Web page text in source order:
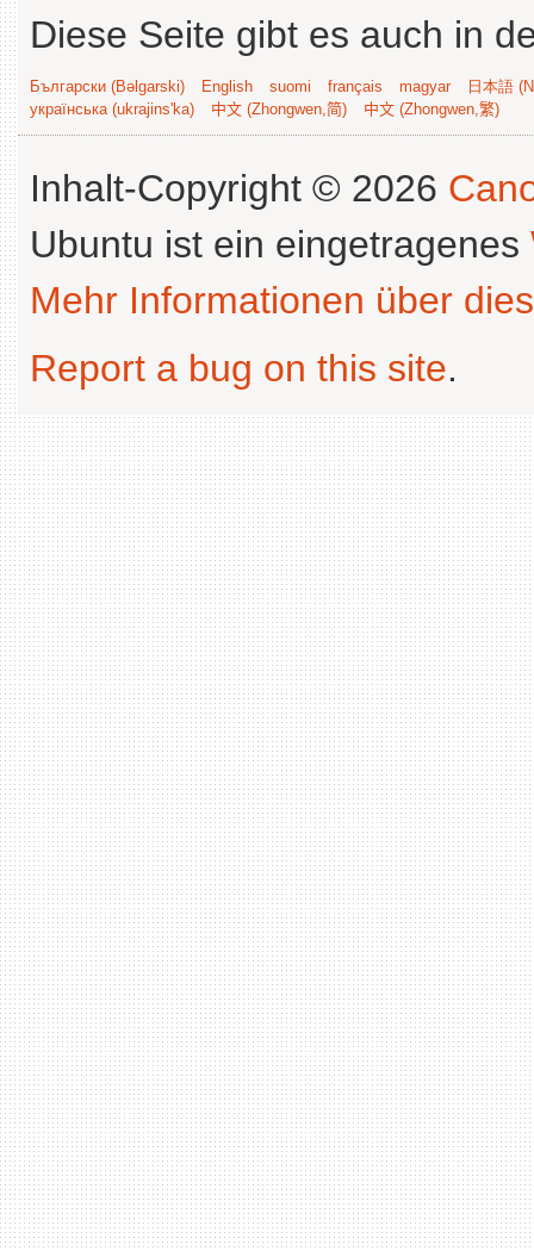
Diese Seite gibt es auch in
Български (Bəlgarski) English suomi français magyar
日本語
українська (ukrajins'ka)
中文 (Zhongwen,简) 中文 (Zhongwen,繁)
Inhalt-Copyright © 2026
Ubuntu ist ein eingetragenes
Mehr Informationen über
Report a bug on this site.